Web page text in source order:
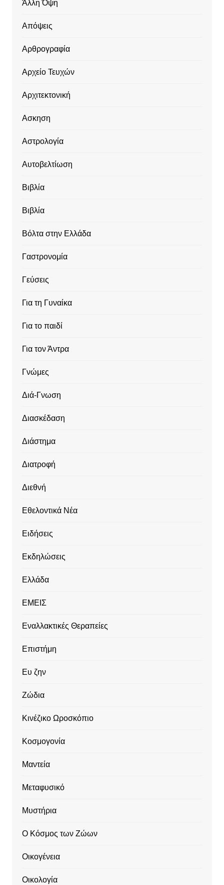
Άλλη Όψη
Απόψεις
Αρθρογραφία
Αρχείο Τευχών
Αρχιτεκτονική
Ασκηση
Αστρολογία
Αυτοβελτίωση
Βιβλία
Βιβλία
Βόλτα στην Ελλάδα
Γαστρονομία
Γεύσεις
Για τη Γυναίκα
Για το παιδί
Για τον Άντρα
Γνώμες
Διά-Γνωση
Διασκέδαση
Διάστημα
Διατροφή
Διεθνή
Εθελοντικά Νέα
Ειδήσεις
Εκδηλώσεις
Ελλάδα
ΕΜΕΙΣ
Εναλλακτικές Θεραπείες
Επιστήμη
Ευ ζην
Ζώδια
Κινέζικο Ωροσκόπιο
Κοσμογονία
Μαντεία
Μεταφυσικό
Μυστήρια
Ο Κόσμος των Ζώων
Οικογένεια
Οικολογία